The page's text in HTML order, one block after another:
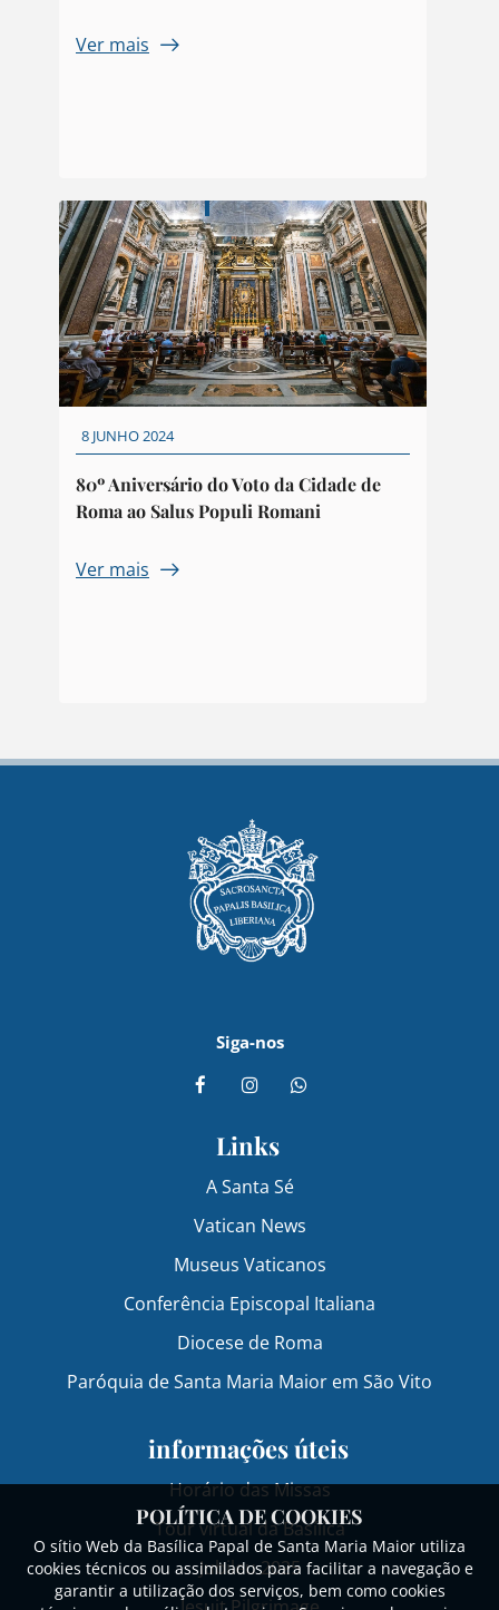
Ver mais
8 JUNHO 2024
80º Aniversário do Voto da Cidade de
Roma ao Salus Populi Romani
Ver mais
Siga-nos
Links
A Santa Sé
Vatican News
Museus Vaticanos
Conferência Episcopal Italiana
Diocese de Roma
Paróquia de Santa Maria Maior em São Vito
informações úteis
Horário das Missas
Tour virtual da Basílica
Jubileu 2025
POLÍTICA DE COOKIES
O sítio Web da Basílica Papal de Santa Maria Maior utiliza
cookies técnicos ou assimilados para facilitar a navegação e
garantir a utilização dos serviços, bem como cookies